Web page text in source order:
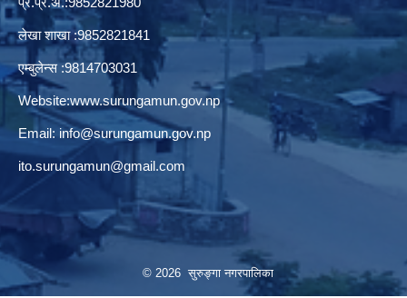
लेखा शाखा :9852821841
एम्बुलेन्स :9814703031
Website:www.surungamun.gov.np
Email: info@surungamun.gov.np
ito.surungamun@gmail.com
© 2026 सुरुङ्‍गा नगरपालिका